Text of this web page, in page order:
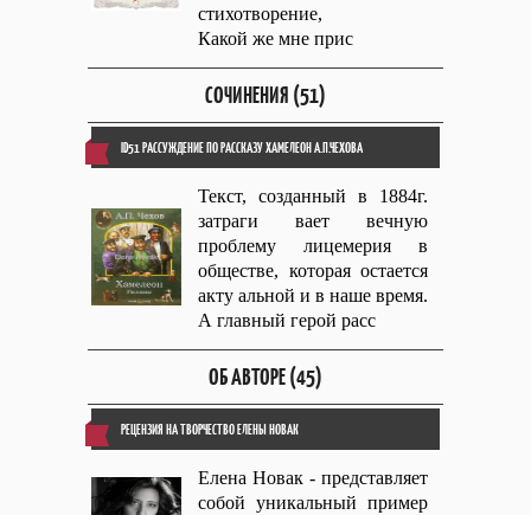
стихотворение,
Какой же мне прис
СОЧИНЕНИЯ (51)
ID51 РАССУЖДЕНИЕ ПО РАССКАЗУ ХАМЕЛЕОН А.П.ЧЕХОВА
Текст, созданный в 1884г.
затраги вает вечную
проблему лицемерия в
обществе, которая остается
акту альной и в наше время.
А главный герой расс
ОБ АВТОРЕ (45)
РЕЦЕНЗИЯ НА ТВОРЧЕСТВО ЕЛЕНЫ НОВАК
Елена Новак - представляет
собой уникальный пример